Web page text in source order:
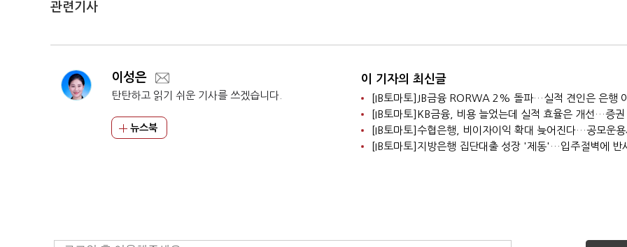
관련기사
이성은
탄탄하고 읽기 쉬운 기사를 쓰겠습니다.
뉴스북
이 기자의 최신글